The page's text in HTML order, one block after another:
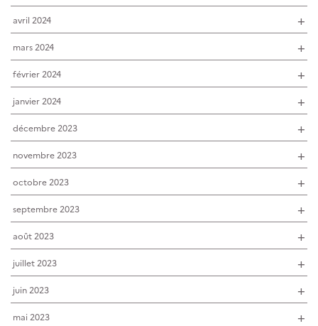
avril 2024
mars 2024
février 2024
janvier 2024
décembre 2023
novembre 2023
octobre 2023
septembre 2023
août 2023
juillet 2023
juin 2023
mai 2023